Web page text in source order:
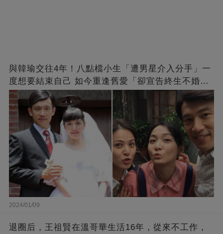
與韓瑜交往4年！八點檔小生「遭男星介入分手」一
度想要結束自己 如今重逢舊愛「卻宣告終生不婚」
原因曝光
2024/01/09
退圈后，王祖賢在溫哥華生活16年，從來不工作，